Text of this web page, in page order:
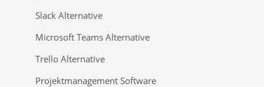
Slack Alternative
Microsoft Teams Alternative
Trello Alternative
Projektmanagement Software